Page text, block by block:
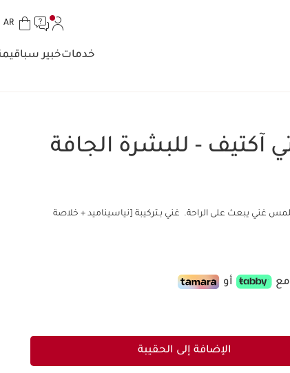
انتقل إلى أسفل الصفحة
AR
خدماتخبير سبا
آكتيف - للبشرة الجافة
غني يبعث على الراحة. غني بـتركيبة [نياسيناميد + خلاصة
أو
الإضافة إلى الحقيبة